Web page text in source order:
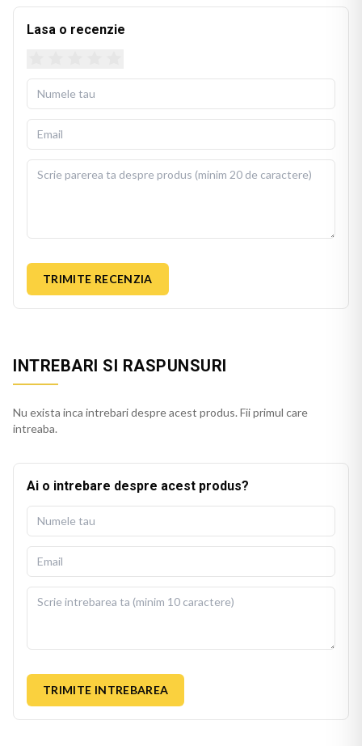
Lasa o recenzie
TRIMITE RECENZIA
INTREBARI SI RASPUNSURI
Nu exista inca intrebari despre acest produs. Fii primul care
intreaba.
Ai o intrebare despre acest produs?
TRIMITE INTREBAREA